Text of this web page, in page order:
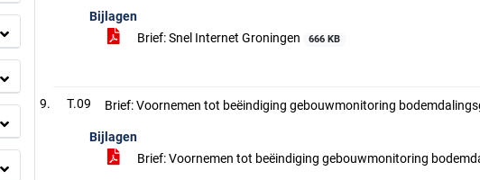
Bijlagen
Brief: Snel Internet Groningen
666 KB
T.09 Brief: Voornemen tot beëindiging gebouwmonitoring
Bijlagen
Brief: Voornemen tot beëindiging gebouwmonitoring